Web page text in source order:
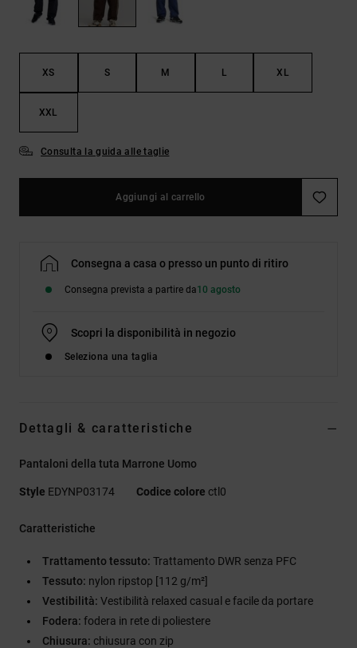
Cinture e
alle
più
Consulta
XS S M L XL
XXL
Consulta la guida alle taglie
Aggiungi al carrello
Consegna a casa o presso un punto di ritiro
Consegna prevista a partire da10 agosto
Scopri la disponibilità in negozio
Seleziona una taglia
Dettagli & caratteristiche
Pantaloni della tuta Marrone Uomo
Style EDYNP03174 Codice colore ctl0
Caratteristiche
Trattamento tessuto: Trattamento DWR senza PFC
Tessuto: nylon ripstop [112 g/m²]
Vestibilità: Vestibilità relaxed casual e facile da portare
Fodera: fodera in rete di poliestere
Chiusura: chiusura con zip